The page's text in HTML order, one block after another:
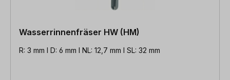
Wasserrinnenfräser HW (HM)
R: 3 mm l D: 6 mm l NL: 12,7 mm l SL: 32 mm